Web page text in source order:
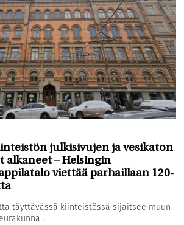
julkisivujen ja vesikaton
alkaneet – Helsingin
viettää parhaillaan 120-
täyttävässä kiinteistössä sijaitsee muun